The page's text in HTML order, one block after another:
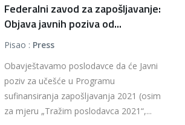
Federalni zavod za zapošljavanje:
Objava javnih poziva od...
Pisao : Press
Obavještavamo poslodavce da će Javni
poziv za učešće u Programu
sufinansiranja zapošljavanja 2021 (osim
za mjeru „Tražim poslodavca 2021“,...